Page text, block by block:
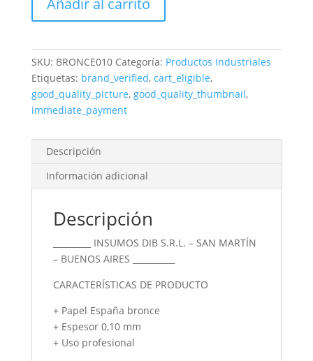
Bronce
15cm
80cm
Profesional
cantidad
Añadir al carrito
SKU: BRONCE010 Categoría: Productos Industriales
Etiquetas: brand_verified, cart_eligible,
good_quality_picture, good_quality_thumbnail,
immediate_payment
Descripción
Información adicional
Descripción
_________ INSUMOS DIB S.R.L. – SAN MARTÍN
– BUENOS AIRES __________
CARACTERÍSTICAS DE PRODUCTO
+ Papel España bronce
+ Espesor 0,10 mm
+ Uso profesional